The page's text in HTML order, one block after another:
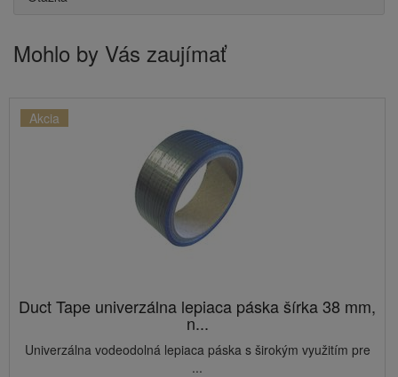
Mohlo by Vás zaujímať
Akcia
Duct Tape univerzálna lepiaca páska šírka 38 mm,
n...
Univerzálna vodeodolná lepiaca páska s širokým využitím pre
...